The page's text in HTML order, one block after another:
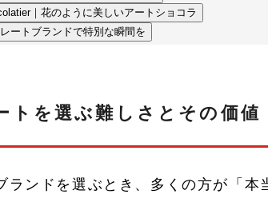
｜花のように美しいアートショコラ
ートブランドで特別な瞬間を
トを選ぶ難しさとその価値
ランドを選ぶとき、多くの方が「